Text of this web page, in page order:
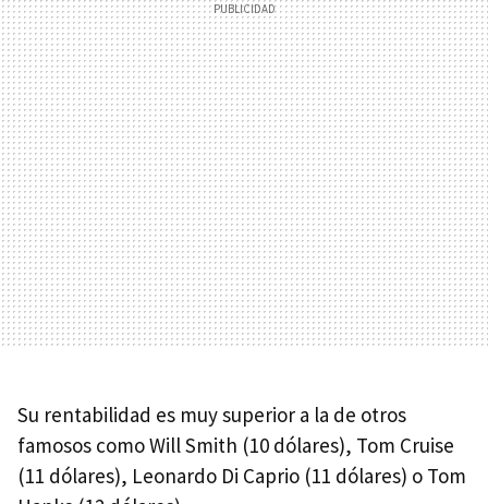
Su rentabilidad es muy superior a la de otros
famosos como Will Smith (10 dólares), Tom Cruise
(11 dólares), Leonardo Di Caprio (11 dólares) o Tom